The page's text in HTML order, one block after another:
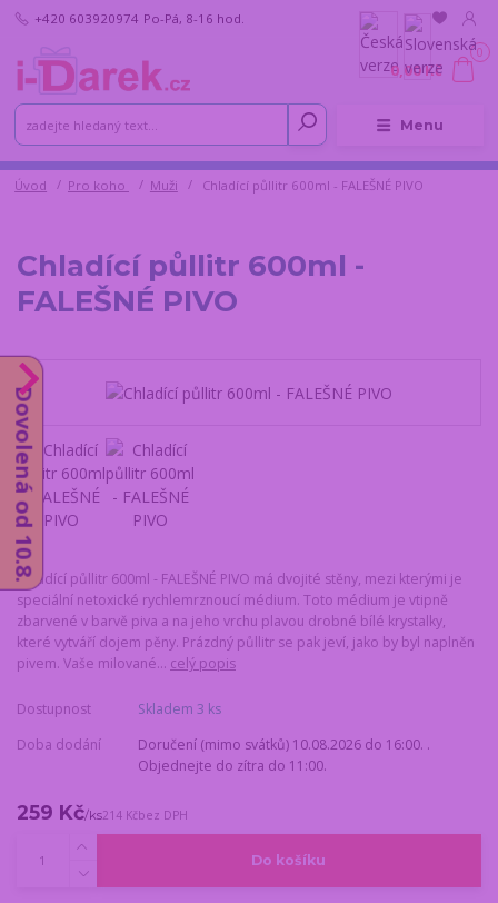
Menu
+420 603920974 Po-Pá, 8-16 hod.
0
0,00 Kč
Úvod Pro koho Muži Chladící půllitr 600ml - FALEŠNÉ PIVO
Chladící půllitr 600ml -
FALEŠNÉ PIVO
Chladící půllitr 600ml - FALEŠNÉ PIVO má dvojité stěny, mezi kterými je
speciální netoxické rychlemrznoucí médium. Toto médium je vtipně
zbarvené v barvě piva a na jeho vrchu plavou drobné bílé krystalky,
které vytváří dojem pěny. Prázdný půllitr se pak jeví, jako by byl naplněn
pivem. Vaše milované... celý popis
Dostupnost
Skladem 3 ks
Doba dodání
Doručení (mimo svátků) 10.08.2026 do 16:00. .
Objednejte do zítra do 11:00.
259 Kč/ks214 Kčbez DPH
Do košíku
Dovolená od 10.8.